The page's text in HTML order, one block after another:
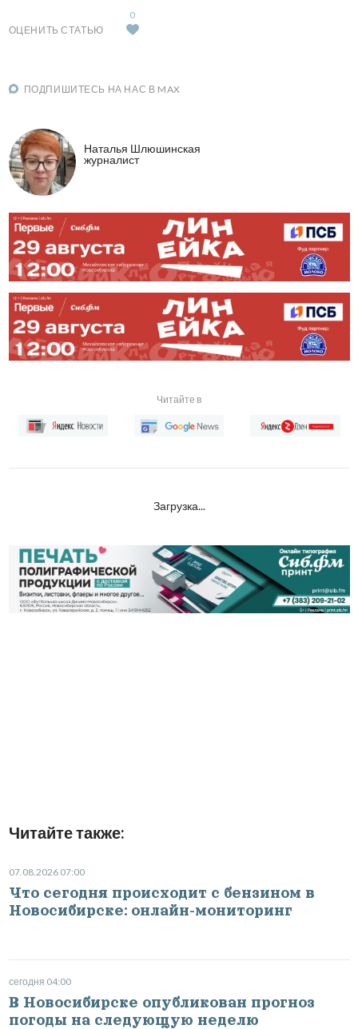
ОЦЕНИТЬ СТАТЬЮ
0
ПОДПИШИТЕСЬ НА НАС В MAX
Наталья Шлюшинская
журналист
Читайте в
Загрузка...
Читайте также:
07.08.2026 07:00
Что сегодня происходит с бензином в
Новосибирске: онлайн-мониторинг
сегодня 04:00
В Новосибирске опубликован прогноз
погоды на следующую неделю